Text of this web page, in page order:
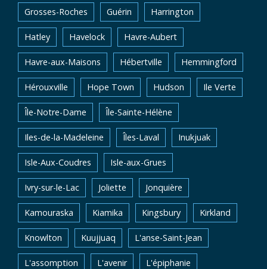
Grosses-Roches Guérin Harrington
Hatley Havelock Havre-Aubert
Havre-aux-Maisons Hébertville Hemmingford
Hérouxville Hope Town Hudson Ile Verte
Île-Notre-Dame Île-Sainte-Hélène
Iles-de-la-Madeleine Îles-Laval Inukjuak
Isle-Aux-Coudres Isle-aux-Grues
Ivry-sur-le-Lac Joliette Jonquière
Kamouraska Kiamika Kingsbury Kirkland
Knowlton Kuujjuaq L'anse-Saint-Jean
L'assomption L'avenir L'épiphanie